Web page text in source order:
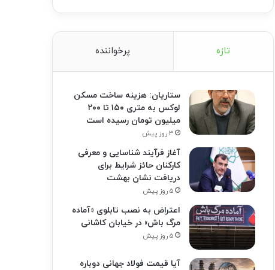
تازه پرخواننده
ستاریان: هزینه ساخت مسکن
لوکس به متری ۱۵۰ تا ۲۰۰
میلیون تومان رسیده است
۳ روز پیش
آغاز فرآیند شناسایی و معرفی
کارکنان حائز شرایط برای
دریافت نشان بهشت
۵ روز پیش
اعتراض به نصب تابلوی «آماده
مرگ باش» در خیابان کاشانی
۵ روز پیش
آیا قیمت فولاد جهانی دوباره